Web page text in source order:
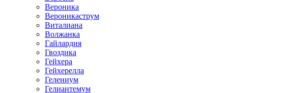
Вероника
Вероникаструм
Виталиана
Волжанка
Гайлардия
Гвоздика
Гейхера
Гейхерелла
Гелениум
Гелиантемум